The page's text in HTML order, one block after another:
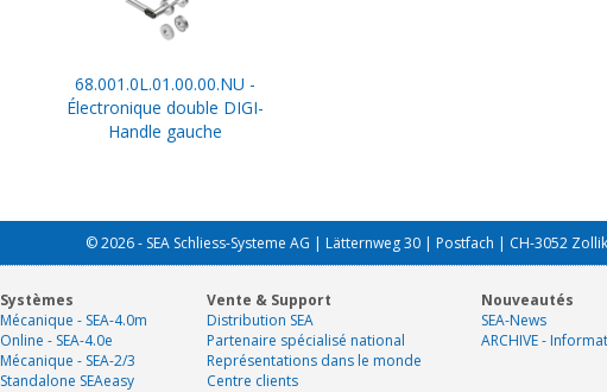
68.001.0L.01.00.00.NU -
Électronique double DIGI-
Handle gauche
© 2026 - SEA Schliess-Systeme AG | Lätternweg 30 | Postfach | CH-3052
Systèmes
Mécanique - SEA-4.0m
Online - SEA-4.0e
Mécanique - SEA-2/3
Standalone SEAeasy
Vente & Support
Distribution SEA
Partenaire spécialisé national
Représentations dans le monde
Centre clients
Nouveautés
SEA-News
ARCHIVE -